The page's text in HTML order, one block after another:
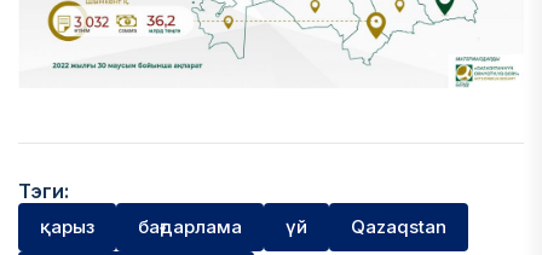
Тэги:
қарыз бағдарлама үй Qazaqstan